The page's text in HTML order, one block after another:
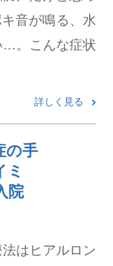
音が鳴る、水
…。こんな症状
詳しく見る
の手
ミ
院
はヒアルロン